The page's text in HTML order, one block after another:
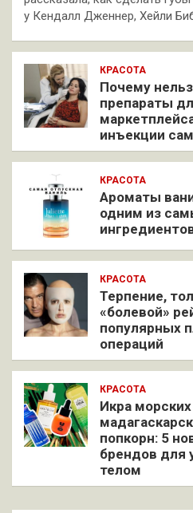
у Кендалл Дженнер, Хейли
КРАСОТА
Почему
препараты
инъекции
КРАСОТА
Ароматы
одним из
КРАСОТА
Терпение,
«болевой»
популярных
операций
КРАСОТА
Икра
попкорн: 5
брендов для
телом